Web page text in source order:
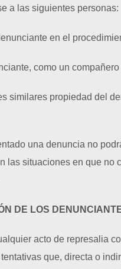
a las siguientes personas:
en el
como un
similares propiedad del
una denuncia no
las situaciones en que
DE LOS
acto de represalia
que, directa o